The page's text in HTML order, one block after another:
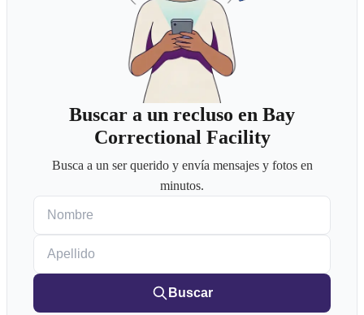
Buscar a un recluso en Bay
Correctional Facility
Busca a un ser querido y envía mensajes y fotos en
minutos.
Buscar